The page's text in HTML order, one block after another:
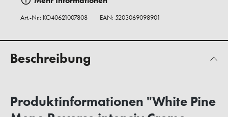
Art.-Nr.: KO40621007808 EAN: 5203069098901
Beschreibung
Produktinformationen "White Pine